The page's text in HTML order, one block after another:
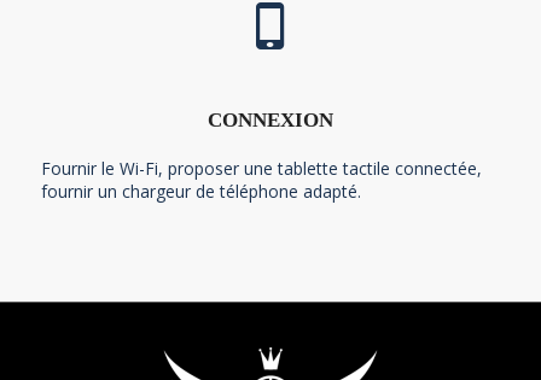
CONNEXION
Fournir le Wi-Fi, proposer une tablette tactile connectée,
fournir un chargeur de téléphone adapté.